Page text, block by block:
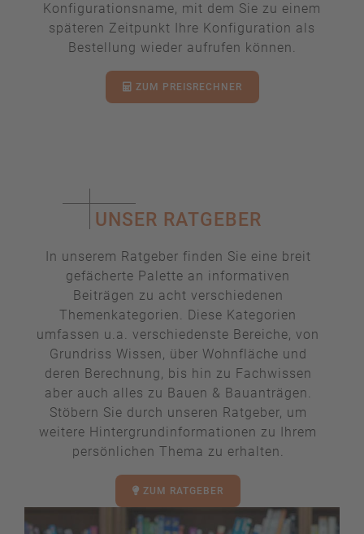
Konfigurationsname, mit dem Sie zu einem
späteren Zeitpunkt Ihre Konfiguration als
Bestellung wieder aufrufen können.
ZUM PREISRECHNER
UNSER RATGEBER
In unserem Ratgeber finden Sie eine breit
gefächerte Palette an informativen
Beiträgen zu acht verschiedenen
Themenkategorien. Diese Kategorien
umfassen u.a. verschiedenste Bereiche, von
Grundriss Wissen, über Wohnfläche und
deren Berechnung, bis hin zu Fachwissen
aber auch alles zu Bauen & Bauanträgen.
Stöbern Sie durch unseren Ratgeber, um
weitere Hintergrundinformationen zu Ihrem
persönlichen Thema zu erhalten.
ZUM RATGEBER